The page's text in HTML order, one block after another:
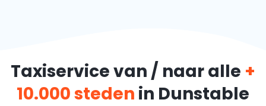
Taxiservice van / naar alle +
10.000 steden in Dunstable